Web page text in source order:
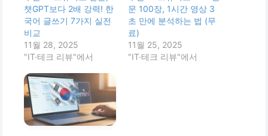
챗GPT보다 2배 강력! 한
국어 글쓰기 7가지 실전
비교
11월 28, 2025
"IT·테크 리뷰"에서
문 100장, 1시간 영상 3
초 만에 분석하는 법 (무
료)
11월 25, 2025
"IT·테크 리뷰"에서